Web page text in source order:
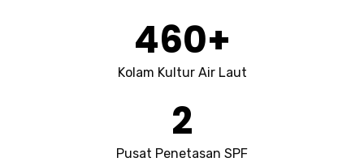
460+
Kolam Kultur Air Laut
2
Pusat Penetasan SPF